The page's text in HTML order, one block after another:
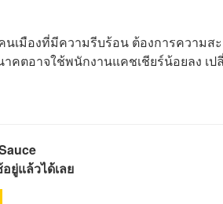
นเมืองที่มีความรีบร้อน ต้องการความส
าคตอาจใช้พนักงานแคชเชียร์น้อยลง เป
ยู่แล้วได้เลย